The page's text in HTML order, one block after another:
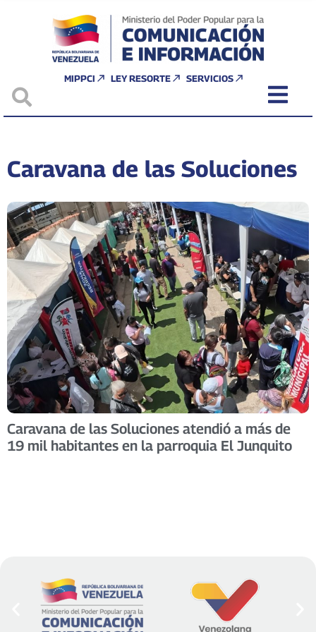
MIPPCI LEY RESORTE SERVICIOS
Caravana de las Soluciones
Caravana de las Soluciones atendió a más de
19 mil habitantes en la parroquia El Junquito